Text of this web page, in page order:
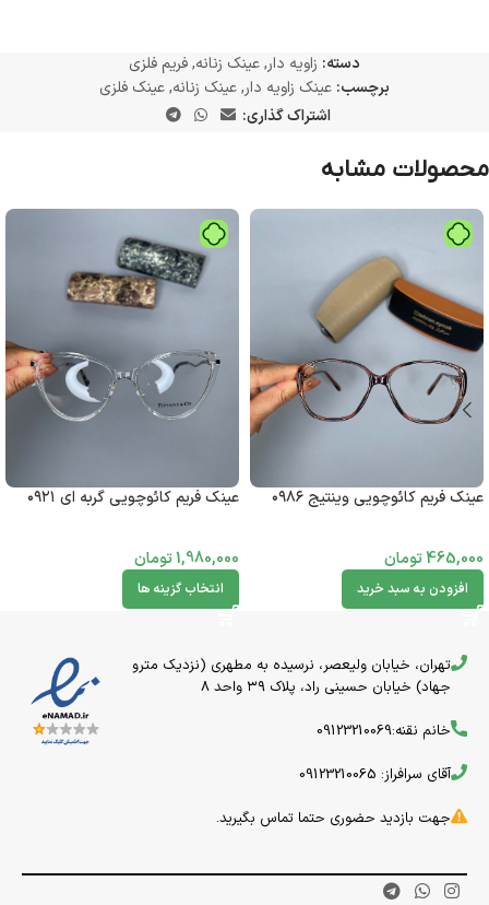
دسته: زاویه دار,عینک زنانه,فریم فلزی
برچسب: عینک زاویه دار,عینک زنانه,عینک فلزی
اشتراک گذاری:
محصولات مشابه
عینک فریم کائوچویی وینتیج ۰۹۸۶
465,000تومان
افزودن به سبد خرید
عینک فریم کائوچویی گربه ای ۰۹۲۱
1,980,000تومان
انتخاب گزینه ها
تهران، خیابان ولیعصر، نرسیده به مطهری (نزدیک مترو
جهاد) خیابان حسینی راد، پلاک ۳۹ واحد 8
خانم نقنه:09123210069
آقای سرافراز: 09123210065
جهت بازدید حضوری حتما تماس بگیرید.